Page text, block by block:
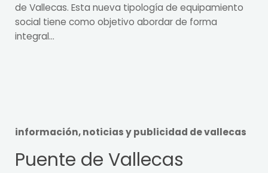
de Vallecas. Esta nueva tipología de equipamiento
social tiene como objetivo abordar de forma
integral...
información, noticias y publicidad de vallecas
Puente de Vallecas